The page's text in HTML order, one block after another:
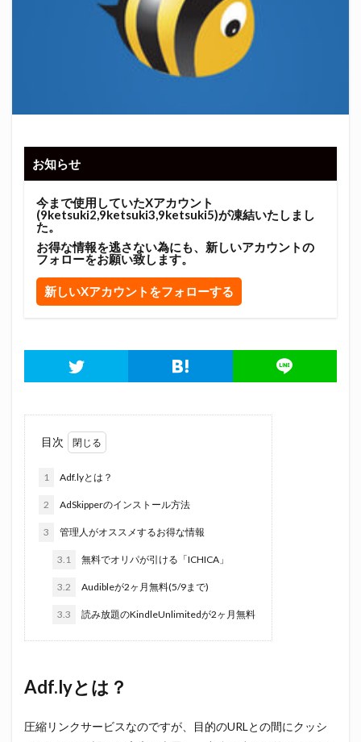
お知らせ
今まで使用していたXアカウント
(9ketsuki2,9ketsuki3,9ketsuki5)が凍結いたしまし
た。
お得な情報を逃さない為にも、新しいアカウントの
フォローをお願い致します。
新しいXアカウントをフォローする
目次
1 Adf.lyとは？
2 AdSkipperのインストール方法
3 管理人がオススメするお得な情報
3.1 無料でオリパが引ける「ICHICA」
3.2 Audibleが2ヶ月無料(5/9まで)
3.3 読み放題のKindleUnlimitedが2ヶ月無料
Adf.lyとは？
圧縮リンクサービスなのですが、目的のURLとの間にクッシ